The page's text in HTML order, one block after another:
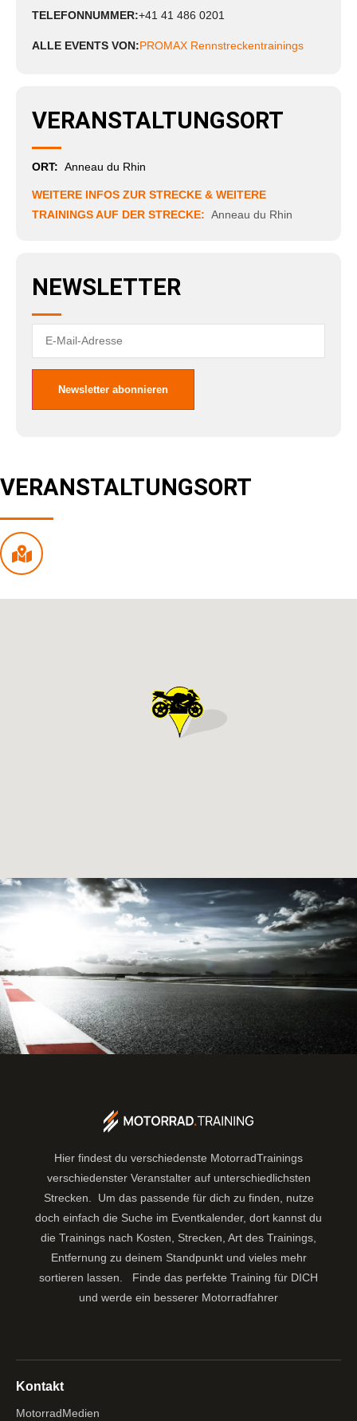
TELEFONNUMMER:+41 41 486 0201
ALLE EVENTS VON:PROMAX Rennstreckentrainings
VERANSTALTUNGSORT
ORT: Anneau du Rhin
WEITERE INFOS ZUR STRECKE & WEITERE
TRAININGS AUF DER STRECKE: Anneau du Rhin
NEWSLETTER
VERANSTALTUNGSORT
Hier findest du verschiedenste MotorradTrainings
verschiedenster Veranstalter auf unterschiedlichsten
Strecken. Um das passende für dich zu finden, nutze
doch einfach die Suche im Eventkalender, dort kannst du
die Trainings nach Kosten, Strecken, Art des Trainings,
Entfernung zu deinem Standpunkt und vieles mehr
sortieren lassen. Finde das perfekte Training für DICH
und werde ein besserer Motorradfahrer
Kontakt
MotorradMedien